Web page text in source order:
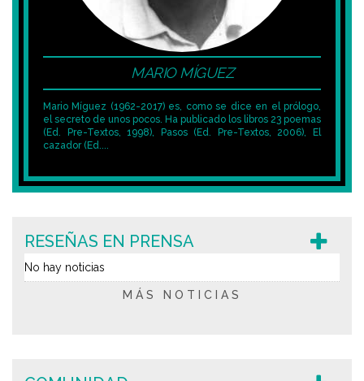
MARIO MÍGUEZ
Mario Míguez (1962-2017) es, como se dice en el prólogo,
el secreto de unos pocos. Ha publicado los libros 23 poemas
(Ed. Pre-Textos, 1998), Pasos (Ed. Pre-Textos, 2006), El
cazador (Ed....
RESEÑAS EN PRENSA
No hay noticias
MÁS NOTICIAS